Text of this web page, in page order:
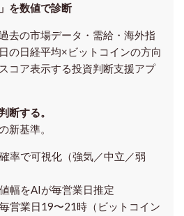
を数値で診断
去の市場データ・需給・海外指
の日経平均×ビットコインの方向
コア表示する投資判断支援アプ
断する。
新基準。
確率で可視化（強気／中立／弱
幅をAIが毎営業日推定
毎営業日19〜21時（ビットコイン